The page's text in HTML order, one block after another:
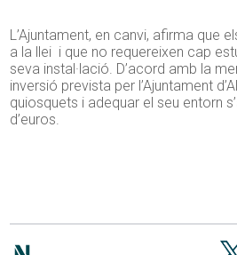
L’Ajuntament, en canvi, afirma que
a la llei i que no requereixen cap
seva instal·lació. D’acord amb la
inversió prevista per l’Ajuntament
quiosquets i adequar el seu entorn
d’euros.